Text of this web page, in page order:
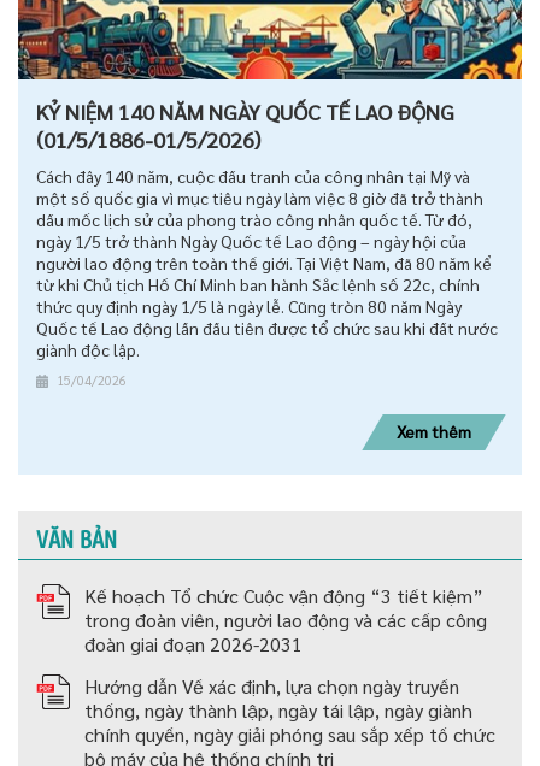
KỶ NIỆM 140 NĂM NGÀY QUỐC TẾ LAO ĐỘNG
(01/5/1886-01/5/2026)
Cách đây 140 năm, cuộc đấu tranh của công nhân tại Mỹ và
một số quốc gia vì mục tiêu ngày làm việc 8 giờ đã trở thành
dấu mốc lịch sử của phong trào công nhân quốc tế. Từ đó,
ngày 1/5 trở thành Ngày Quốc tế Lao động – ngày hội của
người lao động trên toàn thế giới. Tại Việt Nam, đã 80 năm kể
từ khi Chủ tịch Hồ Chí Minh ban hành Sắc lệnh số 22c, chính
thức quy định ngày 1/5 là ngày lễ. Cũng tròn 80 năm Ngày
Quốc tế Lao động lần đầu tiên được tổ chức sau khi đất nước
giành độc lập.
15/04/2026
Xem thêm
VĂN BẢN
Kế hoạch Tổ chức Cuộc vận động “3 tiết kiệm”
trong đoàn viên, người lao động và các cấp công
đoàn giai đoạn 2026-2031
Hướng dẫn Về xác định, lựa chọn ngày truyền
thống, ngày thành lập, ngày tái lập, ngày giành
chính quyền, ngày giải phóng sau sắp xếp tố chức
bộ máy của hệ thống chính trị